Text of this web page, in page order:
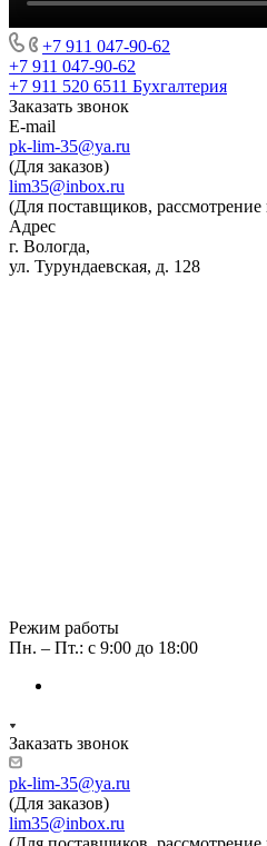
+7 911 047-90-62
+7 911 047-90-62
+7 911 520 6511 Бухгалтерия
Заказать звонок
E-mail
pk-lim-35@ya.ru
(Для заказов)
lim35@inbox.ru
(Для поставщиков, рассмотрение
Адрес
г. Вологда,
ул. Турундаевская, д. 128
Режим работы
Пн. – Пт.: с 9:00 до 18:00
Заказать звонок
pk-lim-35@ya.ru
(Для заказов)
lim35@inbox.ru